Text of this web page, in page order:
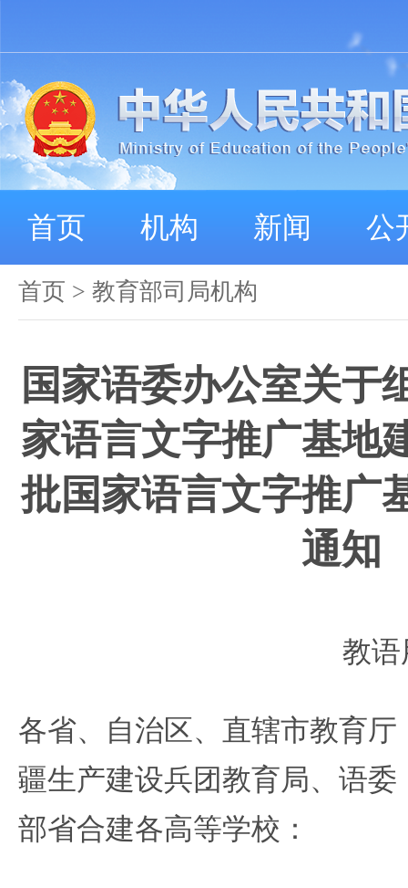
首页 机构 新闻 公
首页 > 教育部司局机构
国家语委办公室关于
家语言文字推广基地
批国家语言文字推广
通知
教
各省、自治区、直辖市教育
疆生产建设兵团教育局、语
部省合建各高等学校：